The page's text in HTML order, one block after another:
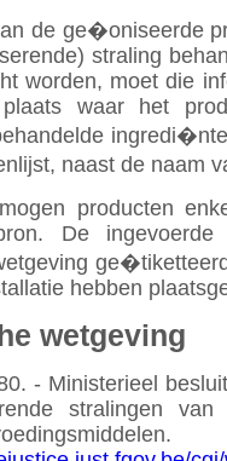
de ge�oniseerde
straling
worden, moet die
waar het
naast de naam
producten
De
hebben
wetgeving
- Ministerieel
stralingen